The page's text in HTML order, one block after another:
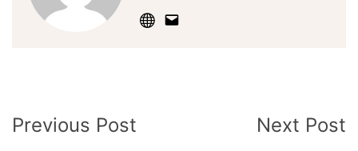
Navigation
Previous Post Next Post